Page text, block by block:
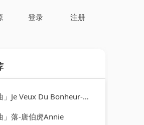
登录 注册
Je Veux Du Bonheur-Christophe Maé
」落-唐伯虎Annie